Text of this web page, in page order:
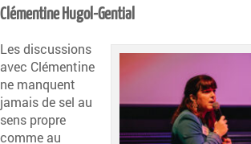
Clémentine Hugol-Gential
Les discussions
avec Clémentine
ne manquent
jamais de sel au
sens propre
comme au